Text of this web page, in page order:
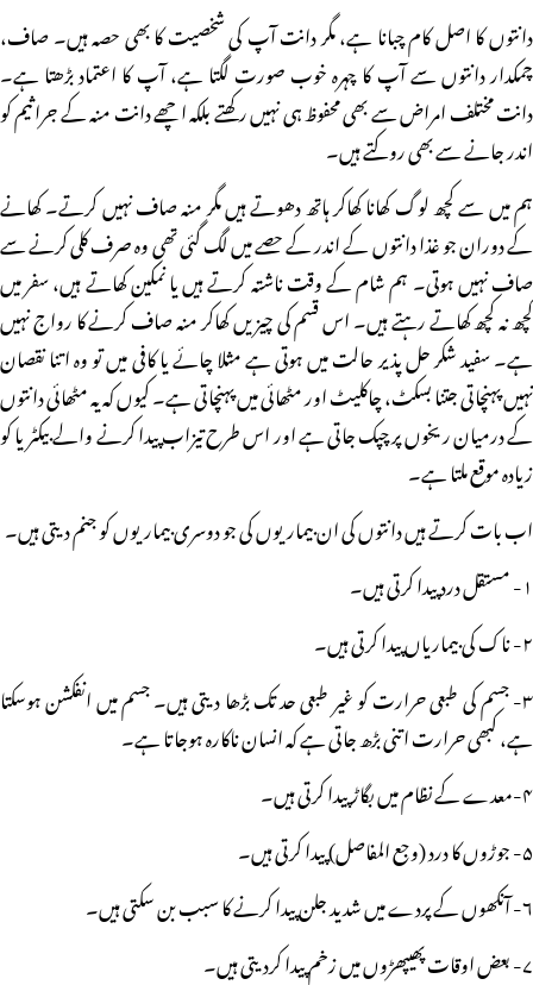
دانتوں کا اصل کام چبانا ہے، مگر دانت آپ کی شخصیت کا بھی حصہ ہیں۔ صاف،
چمکدار دانتوں سے آپ کا چہرہ خوب صورت لگتا ہے، آپ کا اعتماد بڑھتا ہے۔
دانت مختلف امراض سے بھی محفوظ ہی نہیں رکھتے بلکہ اچھے دانت منہ کے جراثیم کو
اندر جانے سے بھی روکتے ہیں۔
ہم میں سے کچھ لوگ کھانا کھاکر ہاتھ دھوتے ہیں مگر منہ صاف نہیں کرتے۔ کھانے
کے دوران جو غذا دانتوں کے اندر کے حصے میں لگ گئی تھی وہ صرف کلی کرنے سے
صاف نہیں ہوتی۔ ہم شام کے وقت ناشتہ کرتے ہیں یا نمکین کھاتے ہیں، سفر میں
کچھ نہ کچھ کھاتے رہتے ہیں۔ اس قسم کی چیزیں کھاکر منہ صاف کرنے کا رواج نہیں
ہے۔ سفید شکر حل پذیر حالت میں ہوتی ہے مثلا چائے یا کافی میں تو وہ اتنا نقصان
نہیں پہنچاتی جتنا بسکٹ، چاکلیٹ اور مٹھائی میں پہنچاتی ہے۔ کیوں کہ یہ مٹھائی دانتوں
کے درمیان ریخوں پر چپک جاتی ہے اور اس طرح تیزاب پیدا کرنے والے بیکٹریا کو
زیادہ موقع ملتا ہے۔
اب بات کرتے ہیں دانتوں کی ان بیماریوں کی جو دوسری بیماریوں کو جنم دیتی ہیں۔
۱- مستقل درد پیدا کرتی ہیں۔
۲- ناک کی بیماریاں پیدا کرتی ہیں۔
۳- جسم کی طبعی حرارت کو غیر طبعی حد تک بڑھا دیتی ہیں۔ جسم میں انفکشن ہوسکتا
ہے، کبھی حرارت اتنی بڑھ جاتی ہے کہ انسان ناکارہ ہوجاتا ہے۔
۴-معدے کے نظام میں بگاڑ پیدا کرتی ہیں۔
۵- جوڑوں کا درد (وجع المفاصل) پیدا کرتی ہیں۔
۶- آنکھوں کے پردے میں شدید جلن پیدا کرنے کا سبب بن سکتی ہیں۔
۷- بعض اوقات پھیپھڑوں میں زخم پیدا کردیتی ہیں۔